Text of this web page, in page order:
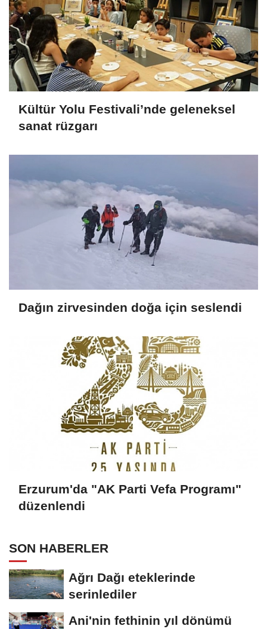
Kültür Yolu Festivali’nde geleneksel
sanat rüzgarı
Dağın zirvesinden doğa için seslendi
Erzurum'da "AK Parti Vefa Programı"
düzenlendi
SON HABERLER
Ağrı Dağı eteklerinde
serinlediler
Ani'nin fethinin yıl dönümü